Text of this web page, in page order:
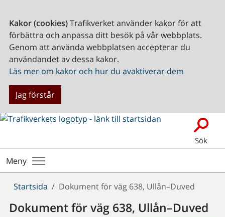
Kakor (cookies)Trafikverket använder kakor för att
förbättra och anpassa ditt besök på vår webbplats.
Genom att använda webbplatsen accepterar du
användandet av dessa kakor.
Läs mer om kakor och hur du avaktiverar dem
Jag förstår
Sök
Meny
Du
här:
Startsida Dokument för väg 638, Ullån–Duved
Dokument för väg 638, Ullån–Duved